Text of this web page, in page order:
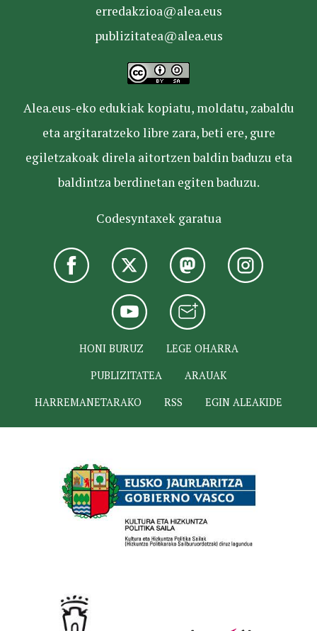
erredakzioa@alea.eus
publizitatea@alea.eus
Alea.eus-eko edukiak kopiatu, moldatu, zabaldu
eta argitaratzeko libre zara, beti ere, gure
egiletzakoak direla aitortzen baldin baduzu eta
baldintza berdinetan egiten baduzu.
Codesyntaxek garatua
HONI BURUZ
LEGE OHARRA
PUBLIZITATEA
ARAUAK
HARREMANETARAKO
RSS EGIN ALEAKIDE